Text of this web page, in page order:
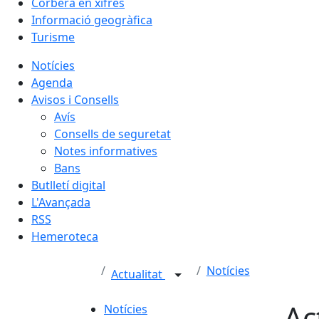
Informació geogràfica
Turisme
Notícies
Agenda
Avisos i Consells
Avís
Consells de seguretat
Notes informatives
Bans
Butlletí digital
L'Avançada
RSS
Hemeroteca
Actualitat Notícies
Notícies